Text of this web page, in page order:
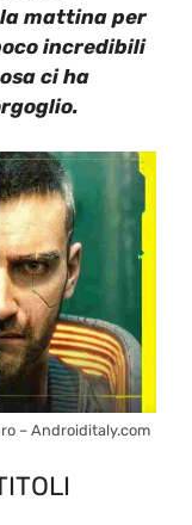
la mattina per
incredibili
ci ha
– Androiditaly.com